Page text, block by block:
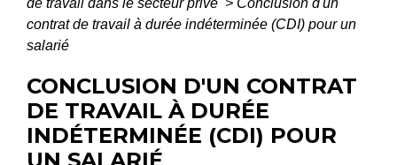
de travail dans le secteur privé > Conclusion d'un
contrat de travail à durée indéterminée (CDI) pour un
salarié
CONCLUSION D'UN CONTRAT
DE TRAVAIL À DURÉE
INDÉTERMINÉE (CDI) POUR